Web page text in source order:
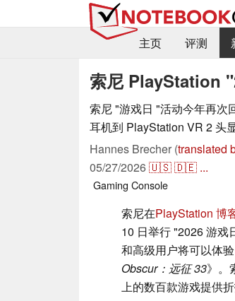
主页
评测
索尼 PlayStation
索尼 "游戏日 "活动今年再次
耳机到 PlayStation VR 2 头
Hannes Brecher (translated
05/27/2026🇺🇸🇩🇪 ...
Gaming Console
索尼在PlayStation 博
10 日举行 "2026 游戏
和高级用户将可以体
Obscur：远征 33》。
上的数百款游戏提供折